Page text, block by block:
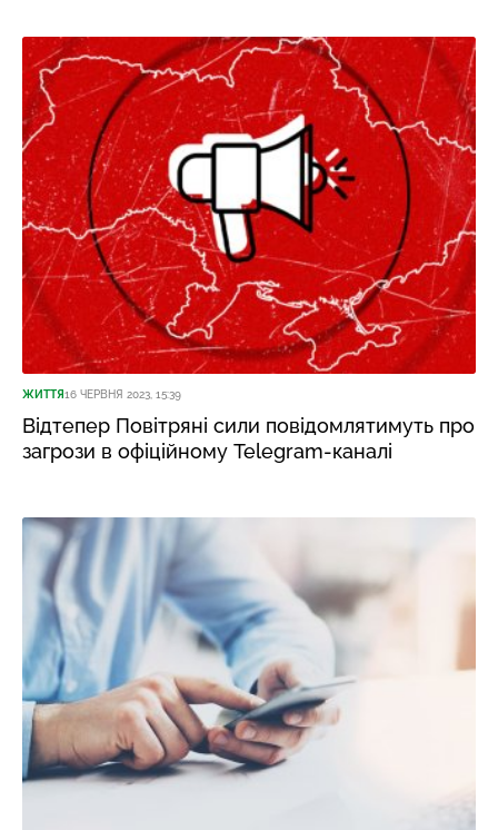
ЖИТТЯ16 ЧЕРВНЯ 2023, 15:39
Відтепер Повітряні сили повідомлятимуть про
загрози в офіційному Telegram-каналі